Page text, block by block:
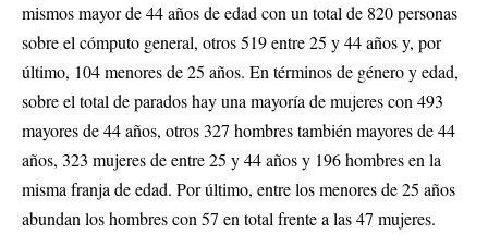
mismos mayor de 44 años de edad con un total de 820 personas
sobre el cómputo general, otros 519 entre 25 y 44 años y, por
último, 104 menores de 25 años. En términos de género y edad,
sobre el total de parados hay una mayoría de mujeres con 493
mayores de 44 años, otros 327 hombres también mayores de 44
años, 323 mujeres de entre 25 y 44 años y 196 hombres en la
misma franja de edad. Por último, entre los menores de 25 años
abundan los hombres con 57 en total frente a las 47 mujeres.